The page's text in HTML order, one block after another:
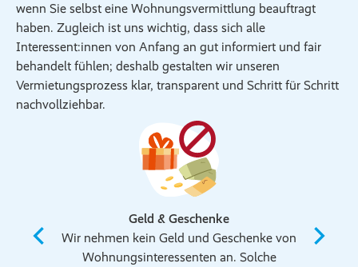
wenn Sie selbst eine Wohnungsvermittlung beauftragt
haben. Zugleich ist uns wichtig, dass sich alle
Interessent:innen von Anfang an gut informiert und fair
behandelt fühlen; deshalb gestalten wir unseren
Vermietungsprozess klar, transparent und Schritt für Schritt
nachvollziehbar.
Geld & Geschenke
Wir nehmen kein Geld und Geschenke von
Wohnungsinteressenten an. Solche